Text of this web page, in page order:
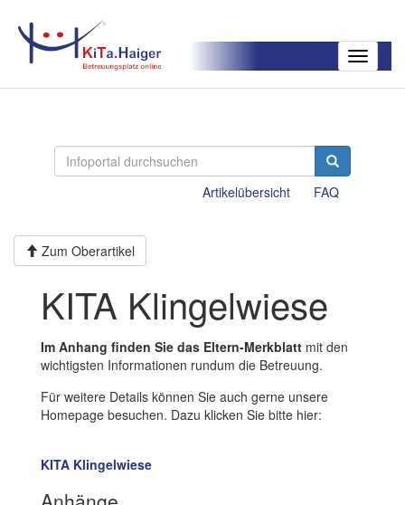
Toggle
FAQ
Artikelübersicht
Zum Oberartikel
KITA Klingelwiese
Im Anhang finden Sie das Eltern-Merkblatt mit den
wichtigsten Informationen rundum die Betreuung.
Für weitere Details können Sie auch gerne unsere
Homepage besuchen. Dazu klicken Sie bitte hier:
KITA Klingelwiese